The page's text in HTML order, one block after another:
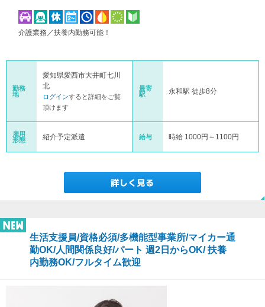
介護業務／扶養内勤務可能！
勤務
地
愛知県愛西市大井町七川
北
ログインすると詳細をご覧
頂けます
最寄
駅
永和駅 徒歩8分
雇用
形態
紹介予定派遣 給与 時給 1000円～1100円
生活支援員/資格必須/多機能型事業所/マイカー通
勤OK/人間関係良好/パート 週2日からOK/ 扶養
内勤務OK/フルタイム歓迎